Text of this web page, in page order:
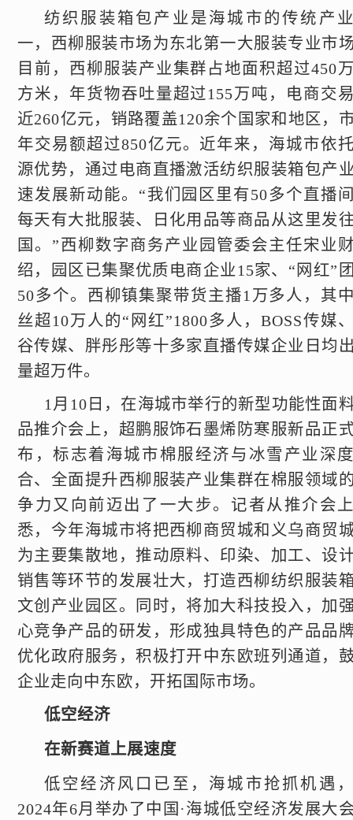
纺织服装箱包产业是海城市的传统产
一，西柳服装市场为东北第一大服装专业市
目前，西柳服装产业集群占地面积超过450
方米，年货物吞吐量超过155万吨，电商交
近260亿元，销路覆盖120余个国家和地区，
年交易额超过850亿元。近年来，海城市依
源优势，通过电商直播激活纺织服装箱包产
速发展新动能。“我们园区里有50多个直播
每天有大批服装、日化用品等商品从这里发
国。”西柳数字商务产业园管委会主任宋业
绍，园区已集聚优质电商企业15家、“网红”
50多个。西柳镇集聚带货主播1万多人，其
丝超10万人的“网红”1800多人，BOSS传媒
谷传媒、胖彤彤等十多家直播传媒企业日均
量超万件。
1月10日，在海城市举行的新型功能性面
品推介会上，超鹏服饰石墨烯防寒服新品正
布，标志着海城市棉服经济与冰雪产业深
合、全面提升西柳服装产业集群在棉服领域
争力又向前迈出了一大步。记者从推介会
悉，今年海城市将把西柳商贸城和义乌商贸
为主要集散地，推动原料、印染、加工、设
销售等环节的发展壮大，打造西柳纺织服装
文创产业园区。同时，将加大科技投入，加
心竞争产品的研发，形成独具特色的产品品
优化政府服务，积极打开中东欧班列通道，
企业走向中东欧，开拓国际市场。
低空经济
在新赛道上展速度
低空经济风口已至，海城市抢抓机遇
2024年6月举办了中国·海城低空经济发展大